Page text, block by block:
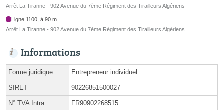
Arrêt La Tiranne - 902 Avenue du 7ème Régiment des Tirailleurs Algériens
Ligne 1100, à 90 m
Arrêt La Tiranne - 902 Avenue du 7ème Régiment des Tirailleurs Algériens
Informations
Forme juridique Entrepreneur individuel
SIRET 90226851500027
N° TVA Intra. FR90902268515